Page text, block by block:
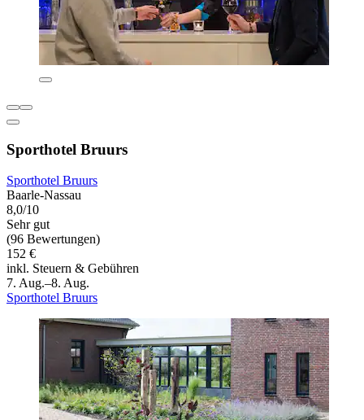
Sporthotel Bruurs
Sporthotel Bruurs
Baarle-Nassau
8,0/10
Sehr gut
(96 Bewertungen)
152 €
inkl. Steuern & Gebühren
7. Aug.–8. Aug.
Sporthotel Bruurs